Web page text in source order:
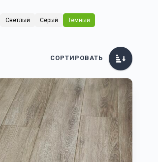
Светлый Серый
Темный
СОРТИРОВАТЬ